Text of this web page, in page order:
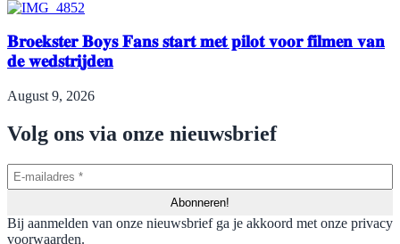
𝐁𝐫𝐨𝐞𝐤𝐬𝐭𝐞𝐫 𝐁𝐨𝐲𝐬 𝐅𝐚𝐧𝐬 𝐬𝐭𝐚𝐫𝐭 𝐦𝐞𝐭 𝐩𝐢𝐥𝐨𝐭 𝐯𝐨𝐨𝐫 𝐟𝐢𝐥𝐦𝐞𝐧 𝐯𝐚𝐧
𝐝𝐞 𝐰𝐞𝐝𝐬𝐭𝐫𝐢𝐣𝐝𝐞𝐧
August 9, 2026
Volg ons via onze nieuwsbrief
Bij aanmelden van onze nieuwsbrief ga je akkoord met onze privacy
voorwaarden.